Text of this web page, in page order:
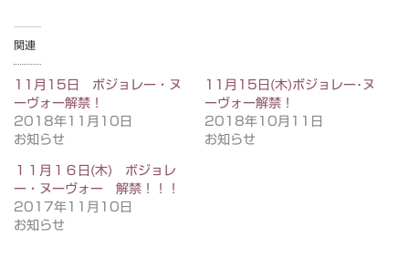
関連
11月15日 ボジョレー・ヌ
ーヴォー解禁！
2018年11月10日
お知らせ
11月15日(木)ボジョレー･ヌ
ーヴォー解禁！
2018年10月11日
お知らせ
１１月１６日(木) ボジョレ
ー・ヌーヴォー 解禁！！！
2017年11月10日
お知らせ